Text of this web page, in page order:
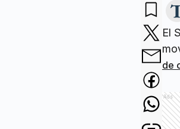
El
de
Ads